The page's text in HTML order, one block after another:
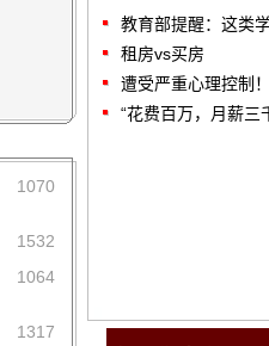
1070
1532
1064
1317
教育部提醒：这类
租房vs买房
遭受严重心理控制
“花费百万，月薪三